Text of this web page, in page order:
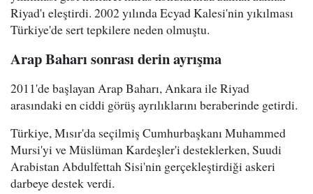
Riyad'ı eleştirdi. 2002 yılında Ecyad Kalesi'nin yıkılması
Türkiye'de sert tepkilere neden olmuştu.
Arap Baharı sonrası derin ayrışma
2011'de başlayan Arap Baharı, Ankara ile Riyad
arasındaki en ciddi görüş ayrılıklarını beraberinde getirdi.
Türkiye, Mısır'da seçilmiş Cumhurbaşkanı Muhammed
Mursi'yi ve Müslüman Kardeşler'i desteklerken, Suudi
Arabistan Abdulfettah Sisi'nin gerçekleştirdiği askeri
darbeye destek verdi.